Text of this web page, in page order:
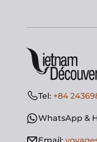
Tel: +84
WhatsApp &
Email: